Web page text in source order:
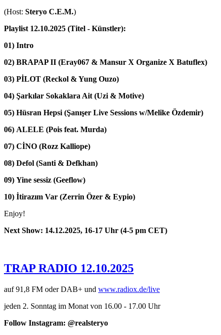
(Host: Steryo C.E.M.)
Playlist 12.10.2025 (Titel - Künstler):
01) Intro
02) BRAPAP II (Eray067 & Mansur X Organize X Batuflex)
03) PİLOT (Reckol & Yung Ouzo)
04) Şarkılar Sokaklara Ait (Uzi & Motive)
05) Hüsran Hepsi (Şanışer Live Sessions w/Melike Özdemir)
06) ALELE (Pois feat. Murda)
07) CİNO (Rozz Kalliope)
08) Defol (Santi & Defkhan)
09) Yine sessiz (Geeflow)
10) İtirazım Var (Zerrin Özer & Eypio)
Enjoy!
Next Show: 14.12.2025, 16-17 Uhr (4-5 pm CET)
TRAP RADIO 12.10.2025
auf 91,8 FM oder DAB+ und www.radiox.de/live
jeden 2. Sonntag im Monat von 16.00 - 17.00 Uhr
Follow Instagram: @realsteryo